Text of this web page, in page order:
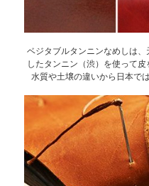
ベジタブルタンニンなめしは
したタンニン（渋）を使って皮
水質や土壌の違いから日本で